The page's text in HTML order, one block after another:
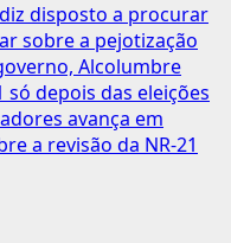
disposto a procurar
sobre a pejotização
Alcolumbre
só depois das eleições
avança em
a revisão da NR-21